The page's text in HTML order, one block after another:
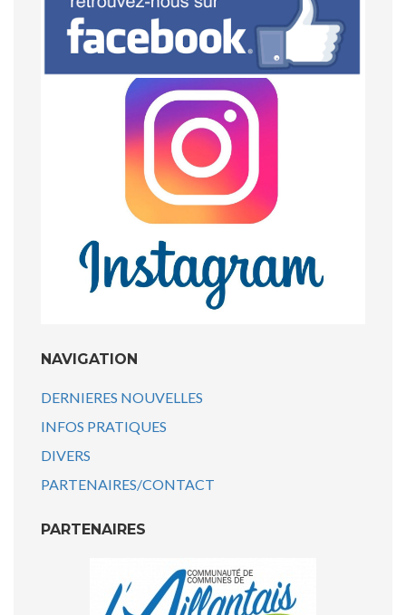
NAVIGATION
DERNIERES NOUVELLES
INFOS PRATIQUES
DIVERS
PARTENAIRES/CONTACT
PARTENAIRES